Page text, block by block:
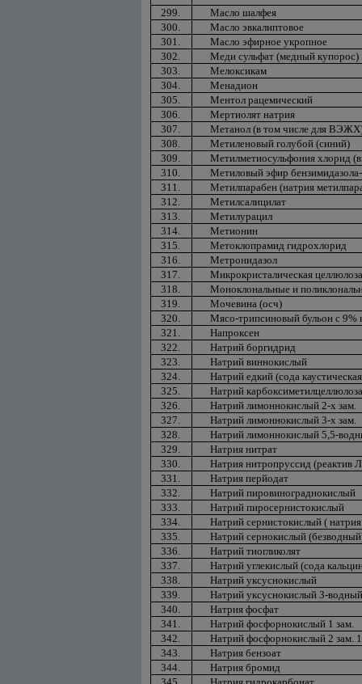
299.
Масло шалфея
300.
Масло эвкалиптовое
301.
Масло эфирное укропное
302.
Меди сульфат (медный купорос)
303.
Мелоксикам
304.
Менадион
305.
Ментол рацемический
306.
Мертиолят натрия
307.
Метанол (в том числе для
308.
Метиленовый голубой (синий)
309.
Метилметиосульфония хлорид
310.
Метиловый эфир
311.
Метилпарабен (натрия
312.
Метилсалицилат
313.
Метилурацил
314.
Метионин
315.
Метоклопрамид гидрохлорид
316.
Метронидазол
317.
Микрокристалическая
318.
Моноклональные и
319.
Мочевина (осч)
320.
Мясо-трипсиновый бульон с 9%
321.
Напроксен
322.
Натрий боргидрид
323.
Натрий виннокислый
324.
Натрий едкий (сода
325.
Натрий карбоксиметилцеллюлоза
326.
Натрий лимоннокислый 2-х зам.
327.
Натрий лимоннокислый 3-х зам.
328.
Натрий лимоннокислый 5,5-
329.
Натрия нитрат
330.
Натрия нитропруссид (реактив
331.
Натрия перйодат
332.
Натрий пировинограднокислый
333.
Натрий пиросернистокислый
334.
Натрий сернистокислый (
335.
Натрий сернокислый
336.
Натрий тиогликолят
337.
Натрий углекислый (сода
338.
Натрий уксуснокислый
339.
Натрий уксуснокислый 3-
340.
Натрия фосфат
341.
Натрий фосфорнокислый 1 зам.
342.
Натрий фосфорнокислый 2 зам.
343.
Натрия бензоат
344.
Натрия бромид